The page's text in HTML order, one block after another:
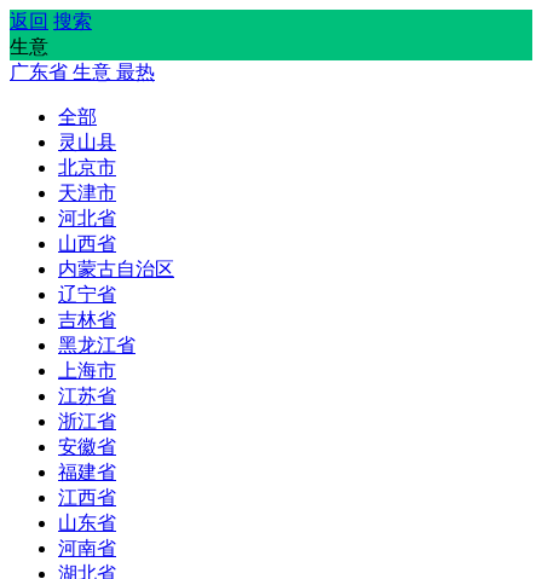
返回 搜索
生意
广东省 生意 最热
全部
灵山县
北京市
天津市
河北省
山西省
内蒙古自治区
辽宁省
吉林省
黑龙江省
上海市
江苏省
浙江省
安徽省
福建省
江西省
山东省
河南省
湖北省